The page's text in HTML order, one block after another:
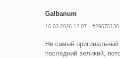
Galbanum
16.03.2026 12:07 #29675130
Не самый
последний великий,